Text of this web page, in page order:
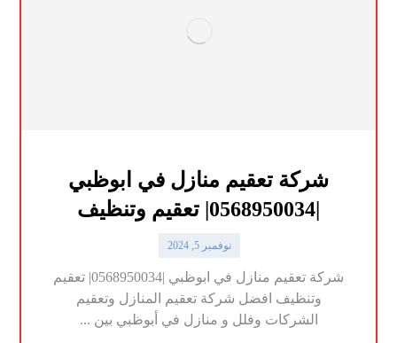
شركة تعقيم منازل في ابوظبي
نوفمبر 5, 2024
شركة تعقيم منازل في ابوظبي |0568950034| تعقيم
وتنظيف افضل شركة تعقيم المنازل وتعقيم
الشركات وفلل و منازل في أبوظبي بين ...